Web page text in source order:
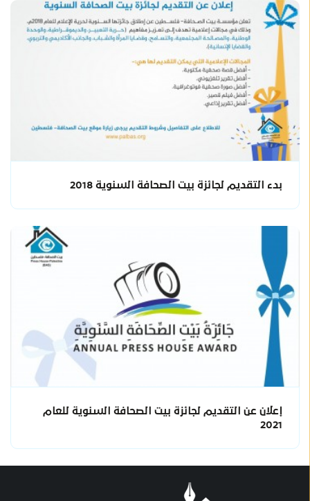
بدء التقديم لجائزة بيت الصحافة السنوية 2018
إعلان عن التقديم لجائزة بيت الصحافة السنوية للعام
2021